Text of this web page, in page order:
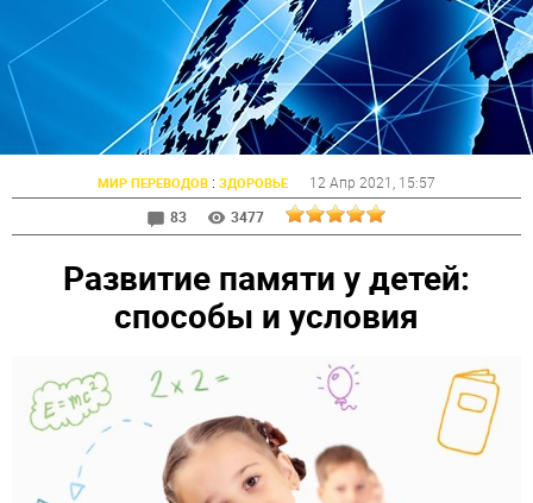
МИР ПЕРЕВОДОВ : ЗДОРОВЬЕ 12 Апр 2021 , 15:57
83
3477
Развитие памяти у детей:
способы и условия